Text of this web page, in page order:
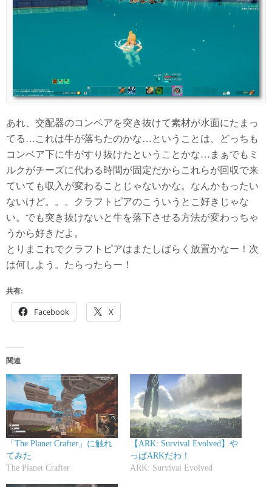
あれ、交配器のコンベアを突き抜けて素材が水面にたまっ
てる…これは牛が落ちたのかな…ということは、どっちも
コンベア下に牛がすり抜けたということかな…まぁでもミ
ルクがチーズに代わる時間が固定だからこれらが回収で来
ていても収入が変わることじゃないかな。なんかもったい
ないけど。。。クラフトピアのこういうとこ好きじゃな
い。でも突き抜けないと牛を落下させる方法が変わっちゃ
うから好きだよ。
とりまこれでクラフトピアはまたしばらく放置かなー！次
は何しよう。たらったらー！
共有:
Facebook X
関連
「The Planet Crafter」に触れ
てみた
The Planet Crafter
【ARK: Survival Evolved】や
っぱARKだわ！
ARK: Survival Evolved